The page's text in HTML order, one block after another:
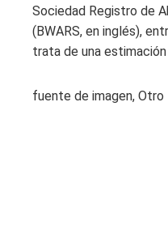
Sociedad Registro de
(BWARS, en inglés),
trata de una
fuente de imagen, Otro